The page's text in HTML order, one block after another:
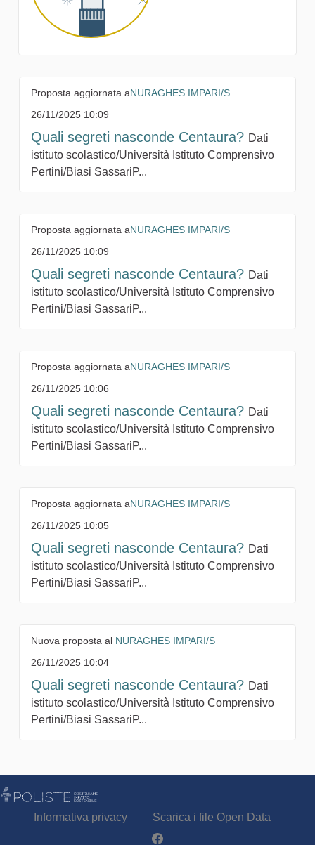
Proposta aggiornata aNURAGHES IMPARI/S
26/11/2025 10:09
Quali segreti nasconde Centaura? Dati
istituto scolastico/Università Istituto Comprensivo
Pertini/Biasi SassariP...
Proposta aggiornata aNURAGHES IMPARI/S
26/11/2025 10:09
Quali segreti nasconde Centaura? Dati
istituto scolastico/Università Istituto Comprensivo
Pertini/Biasi SassariP...
Proposta aggiornata aNURAGHES IMPARI/S
26/11/2025 10:06
Quali segreti nasconde Centaura? Dati
istituto scolastico/Università Istituto Comprensivo
Pertini/Biasi SassariP...
Proposta aggiornata aNURAGHES IMPARI/S
26/11/2025 10:05
Quali segreti nasconde Centaura? Dati
istituto scolastico/Università Istituto Comprensivo
Pertini/Biasi SassariP...
Nuova proposta al NURAGHES IMPARI/S
26/11/2025 10:04
Quali segreti nasconde Centaura? Dati
istituto scolastico/Università Istituto Comprensivo
Pertini/Biasi SassariP...
Informativa privacy
Scarica i file Open Data
Partecipa - Poliste su Facebook